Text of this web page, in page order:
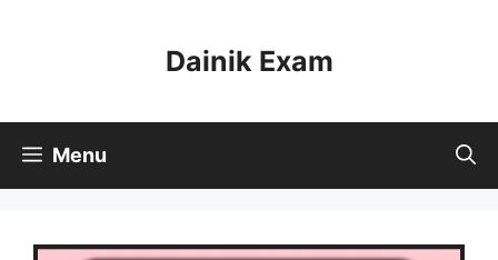
Dainik Exam
Menu